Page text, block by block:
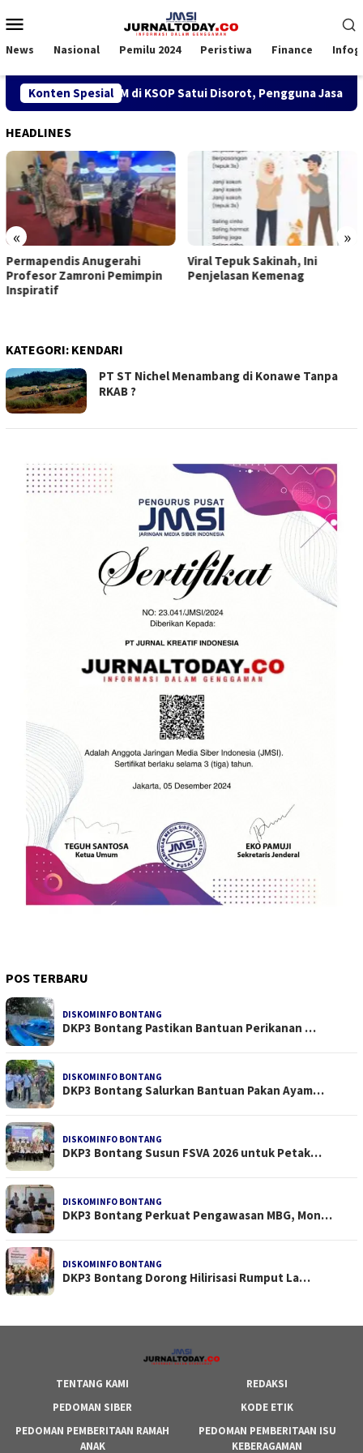
ke
Mobile
News Nasional Pemilu 2024 Peristiwa Finance
Konten Spesial
SPK TKBM di KSOP Satui Disorot, Pengguna Jasa Nilai
HEADLINES
« »
Permapendis Anugerahi
Profesor Zamroni Pemimpin
Inspiratif
Viral Tepuk Sakinah, Ini
Penjelasan Kemenag
KATEGORI: KENDARI
PT ST Nichel Menambang di Konawe Tanpa
RKAB ?
POS TERBARU
DISKOMINFO BONTANG
DKP3 Bontang Pastikan Bantuan Perikanan …
DISKOMINFO BONTANG
DKP3 Bontang Salurkan Bantuan Pakan Ayam…
DISKOMINFO BONTANG
DKP3 Bontang Susun FSVA 2026 untuk Petak…
DISKOMINFO BONTANG
DKP3 Bontang Perkuat Pengawasan MBG, Mon…
DISKOMINFO BONTANG
DKP3 Bontang Dorong Hilirisasi Rumput La…
TENTANG KAMI
REDAKSI
PEDOMAN SIBER
KODE ETIK
PEDOMAN PEMBERITAAN RAMAH
ANAK
PEDOMAN PEMBERITAAN ISU
KEBERAGAMAN